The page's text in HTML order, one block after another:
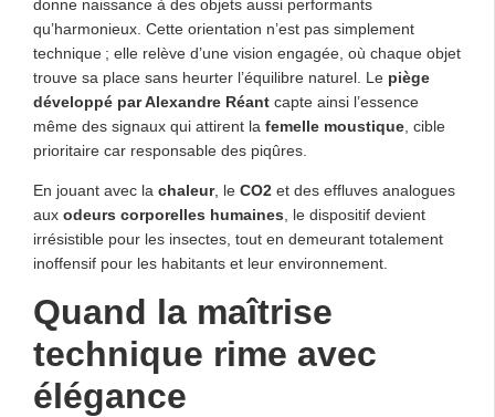
donne naissance à des objets aussi performants
qu’harmonieux. Cette orientation n’est pas simplement
technique ; elle relève d’une vision engagée, où chaque objet
trouve sa place sans heurter l’équilibre naturel. Le piège
développé par Alexandre Réant capte ainsi l’essence
même des signaux qui attirent la femelle moustique , cible
prioritaire car responsable des piqûres.
En jouant avec la chaleur, le CO2 et des effluves analogues
aux odeurs corporelles humaines , le dispositif devient
irrésistible pour les insectes, tout en demeurant totalement
inoffensif pour les habitants et leur environnement.
Quand la maîtrise
technique rime avec
élégance